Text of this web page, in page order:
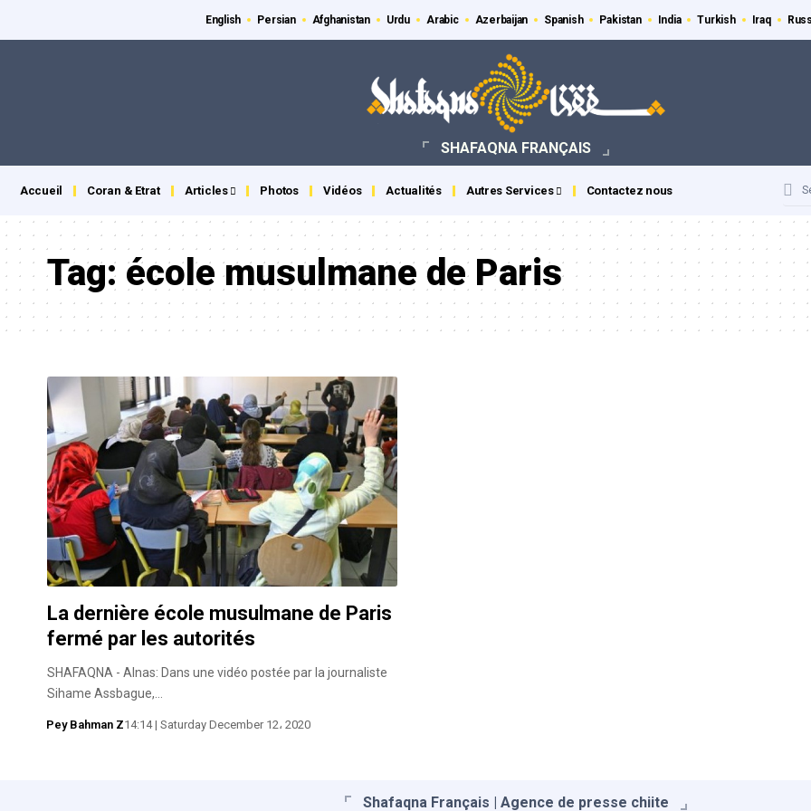
English Persian Afghanistan Urdu Arabic Azerbaijan Spanish Pakistan India Turkish Iraq
SHAFAQNA FRANÇAIS
Accueil Coran & Etrat Articles Photos Vidéos Actualités Autres Services Contactez nous
Tag: école musulmane de Paris
La dernière école musulmane de Paris
fermé par les autorités
SHAFAQNA - Alnas: Dans une vidéo postée par la journaliste
Sihame Assbague,…
Pey Bahman Z14:14 | Saturday December 12، 2020
Shafaqna Français | Agence de presse chiite